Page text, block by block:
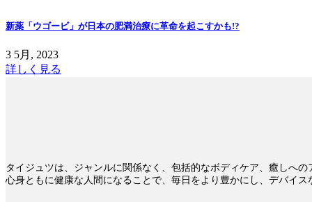
新薬「ウゴービ」が日本の肥満治療に革命を起こすかも!?
3 5月, 2023
詳しく見る
タイジュツは、ジャンルに関係なく、包括的なボディケア、癒しへ
心身ともに健康な人間になることで、毎日をより豊かにし、デバイ